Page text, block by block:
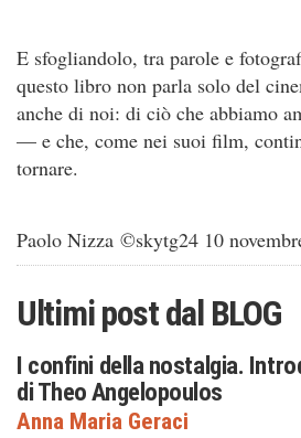
E sfogliandolo, tra parole e
questo libro non parla solo del
anche di noi: di ciò che abbiamo
— e che, come nei suoi film,
tornare.
Paolo Nizza ©skytg24 10
Ultimi post dalBLOG
I confini della nostalgia.
di Theo Angelopoulos
Anna Maria Geraci